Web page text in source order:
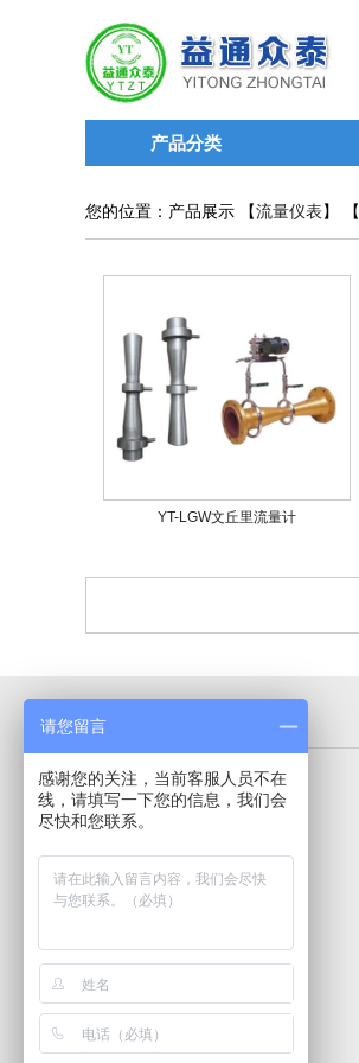
产品分类
您的位置：产品展示 【流量仪表 】 【
YT-LGW文丘里流量计
导航菜单
首页
公司介绍
产品展示
技术园地
行业动态
联系我们
请您留言
感谢您的关注，当前客服人员不在
线，请填写一下您的信息，我们会
尽快和您联系。